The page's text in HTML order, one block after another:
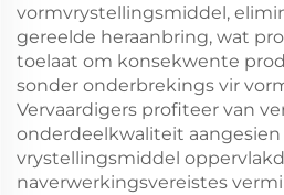
vormvrystellingsmiddel,
gereelde heraanbring, wat
toelaat om konsekwente
sonder onderbrekings vir
Vervaardigers profiteer van
onderdeelkwaliteit aangesien
vrystellingsmiddel
naverwerkingsvereistes